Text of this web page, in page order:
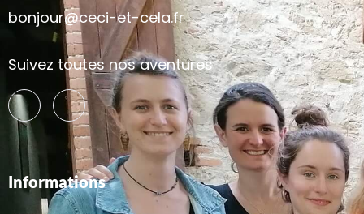
bonjour@ceci-et-cela.fr
Suivez toutes nos aventures
Informations